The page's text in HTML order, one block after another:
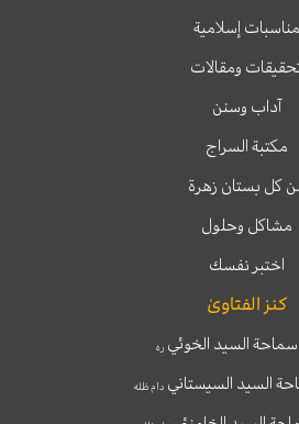
مناسبات إسلامية
ومقالات
آداب وسنن
مكتبة السراج
كل بستان زهرة
مشاكل وحلول
اختبر نفسك
كنز الفتاوىٰ
سماحة السيد الخوئيره
السيد السيستانيدام ظله